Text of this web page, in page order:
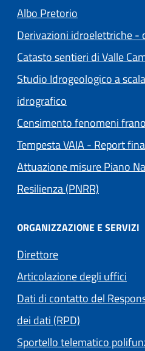
Albo Pretorio
Derivazioni idroelettriche -
Catasto sentieri di Valle
Studio Idrogeologico a
idrografico
Censimento fenomeni
Tempesta VAIA - Report
Attuazione misure Piano
Resilienza (PNRR)
ORGANIZZAZIONE E SERVIZI
Direttore
Articolazione degli uffici
Dati di contatto del
dei dati (RPD)
Sportello telematico